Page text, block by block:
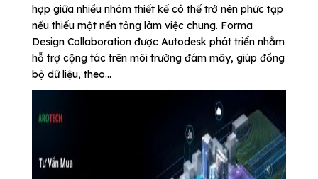
hợp giữa nhiều nhóm thiết kế có thể trở nên phức tạp
nếu thiếu một nền tảng làm việc chung. Forma
Design Collaboration được Autodesk phát triển nhằm
hỗ trợ cộng tác trên môi trường đám mây, giúp đồng
bộ dữ liệu, theo...